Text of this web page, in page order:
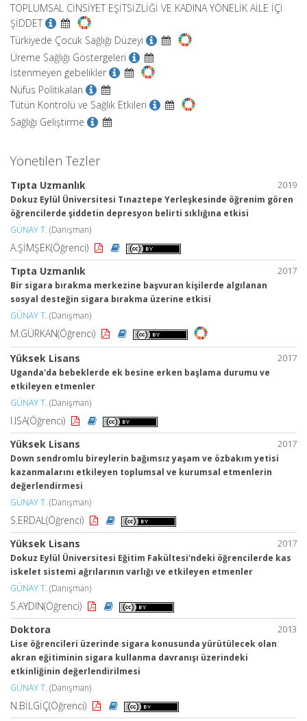
TOPLUMSAL CİNSİYET EŞİTSİZLİĞİ VE KADINA YÖNELİK AİLE İÇİ
ŞİDDET
Türkiyede Çocuk Sağlığı Düzeyi
Üreme Sağlığı Göstergeleri
İstenmeyen gebelikler
Nüfus Politikaları
Tütün Kontrolü ve Sağlık Etkileri
Sağlığı Geliştirme
Yönetilen Tezler
2019
Tıpta Uzmanlık
Dokuz Eylül Üniversitesi Tınaztepe Yerleşkesinde öğrenim gören
öğrencilerde şiddetin depresyon belirti sıklığına etkisi
GÜNAY T. (Danışman)
A.ŞİMŞEK(Öğrenci)
2017
Tıpta Uzmanlık
Bir sigara bırakma merkezine başvuran kişilerde algılanan
sosyal desteğin sigara bırakma üzerine etkisi
GÜNAY T. (Danışman)
M.GÜRKAN(Öğrenci)
2017
Yüksek Lisans
Uganda'da bebeklerde ek besine erken başlama durumu ve
etkileyen etmenler
GÜNAY T. (Danışman)
I.ISA(Öğrenci)
2017
Yüksek Lisans
Down sendromlu bireylerin bağımsız yaşam ve özbakım yetisi
kazanmalarını etkileyen toplumsal ve kurumsal etmenlerin
değerlendirmesi
GÜNAY T. (Danışman)
S.ERDAL(Öğrenci)
2017
Yüksek Lisans
Dokuz Eylül Üniversitesi Eğitim Fakültesi'ndeki öğrencilerde kas
iskelet sistemi ağrılarının varlığı ve etkileyen etmenler
GÜNAY T. (Danışman)
S.AYDIN(Öğrenci)
2013
Doktora
Lise öğrencileri üzerinde sigara konusunda yürütülecek olan
akran eğitiminin sigara kullanma davranışı üzerindeki
etkinliğinin değerlendirilmesi
GÜNAY T. (Danışman)
N.BİLGİÇ(Öğrenci)